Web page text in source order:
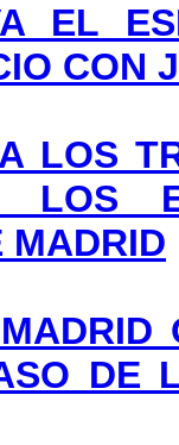
EL
CON
LOS
LOS
MADRID
DE